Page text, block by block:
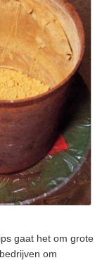
gaat het om grote
om